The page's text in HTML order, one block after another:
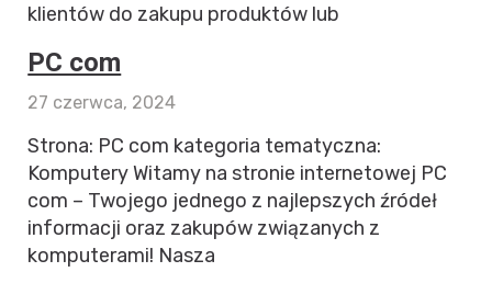
klientów do zakupu produktów lub
PC com
27 czerwca, 2024
Strona: PC com kategoria tematyczna:
Komputery Witamy na stronie internetowej PC
com – Twojego jednego z najlepszych źródeł
informacji oraz zakupów związanych z
komputerami! Nasza